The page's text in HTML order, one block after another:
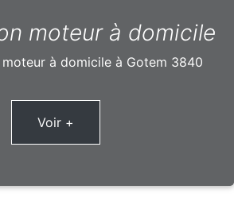
moteur à domicile
à domicile à Gotem 3840
Voir +